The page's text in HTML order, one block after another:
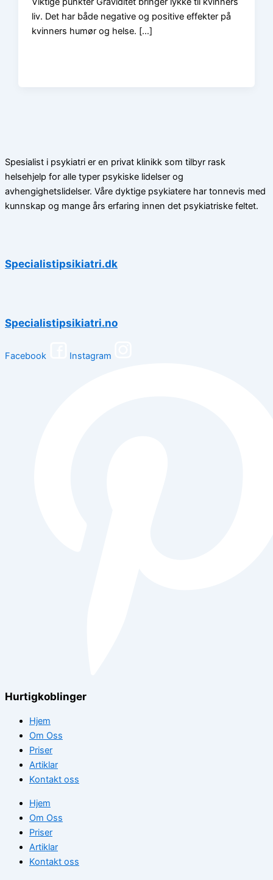
liv. Det har både negative og positive effekter på
kvinners humør og helse. […]
Spesialist i psykiatri er en privat klinikk som tilbyr rask
helsehjelp for alle typer psykiske lidelser og
avhengighetslidelser. Våre dyktige psykiatere har tonnevis med
kunnskap og mange års erfaring innen det psykiatriske feltet.
Specialistipsikiatri.dk
Specialistipsikiatri.no
Facebook Instagram
Hurtigkoblinger
Hjem
Om Oss
Priser
Artiklar
Kontakt oss
Hjem
Om Oss
Priser
Artiklar
Kontakt oss